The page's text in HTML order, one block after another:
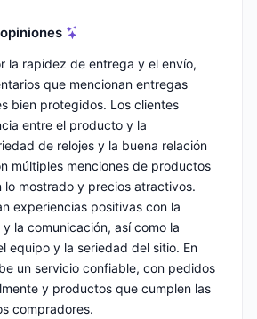
la rapidez de entrega y el envío,
que mencionan entregas
bien protegidos. Los clientes
entre el producto y la
de relojes y la buena relación
múltiples menciones de productos
lo mostrado y precios atractivos.
experiencias positivas con la
la comunicación, así como la
equipo y la seriedad del sitio. En
un servicio confiable, con pedidos
y productos que cumplen las
compradores.